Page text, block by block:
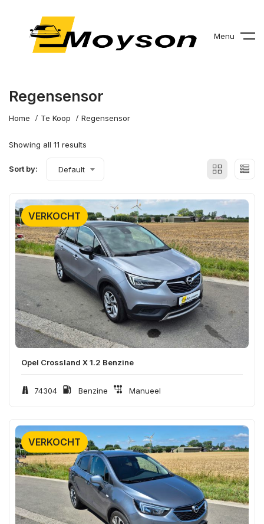
Menu
Regensensor
Home Te Koop Regensensor
Showing all 11 results
Sort by: Default
VERKOCHT
Opel Crossland X 1.2 Benzine
74304 Benzine Manueel
VERKOCHT